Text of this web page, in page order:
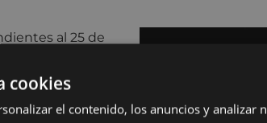
al 25 de
cookies
el contenido, los anuncios y analizar